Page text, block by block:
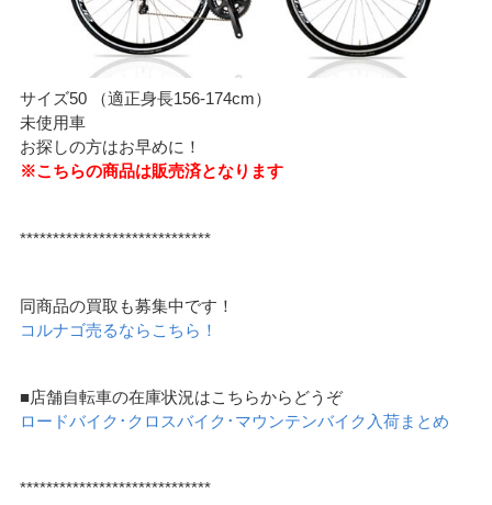
サイズ50 （適正身長156-174cm）
未使用車
お探しの方はお早めに！
※こちらの商品は販売済となります
*****************************
同商品の買取も募集中です！
コルナゴ売るならこちら！
■店舗自転車の在庫状況はこちらからどうぞ
ロードバイク･クロスバイク･マウンテンバイク入荷まとめ
*****************************